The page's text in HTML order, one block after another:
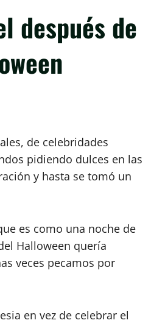
después de
de celebridades
pidiendo dulces en las
y hasta se tomó un
es como una noche de
Halloween quería
veces pecamos por
en vez de celebrar el